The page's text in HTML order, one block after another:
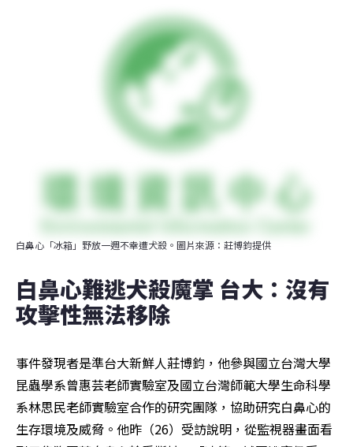
白鼻心「冰箱」野放一週不幸遭犬殺。圖片來源：莊博鈞提供
白鼻心難逃犬殺魔掌 台大：沒有
攻擊性無法移除
事件發現者是準台大新鮮人莊博鈞，他參與國立台灣大學
昆蟲學系曾惠芸老師實驗室及國立台灣師範大學生命科學
系林思民老師實驗室合作的研究團隊，協助研究白鼻心的
生存環境及威脅。他昨（26）受訪說明，從監視器畫面看